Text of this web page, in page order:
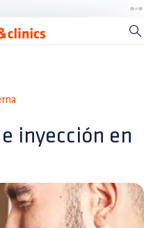
inyección en